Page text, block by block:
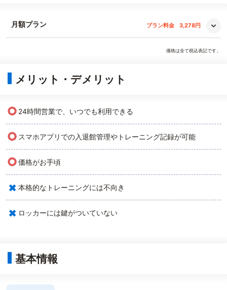
月額プラン プラン料金 3,278円
価格は全て税込表記です。
メリット・デメリット
○ 24時間営業で、いつでも利用できる
○ スマホアプリでの入退館管理やトレーニング記録が可能
○価格がお手頃
× 本格的なトレーニングには不向き
× ロッカーには鍵がついていない
基本情報